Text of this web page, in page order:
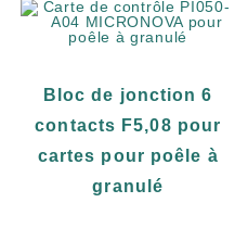
Bloc de jonction 6
contacts F5,08 pour
cartes pour poêle à
granulé